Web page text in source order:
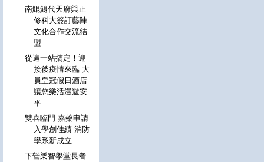
南鯤鯓代天府與正
修科大簽訂藝陣
文化合作交流結
盟
從這一站搞定！迎
接後疫情來臨 大
員皇冠假日酒店
讓您樂活漫遊安
平
雙喜臨門 嘉藥申請
入學創佳績 消防
學系新成立
下營樂智學堂長者